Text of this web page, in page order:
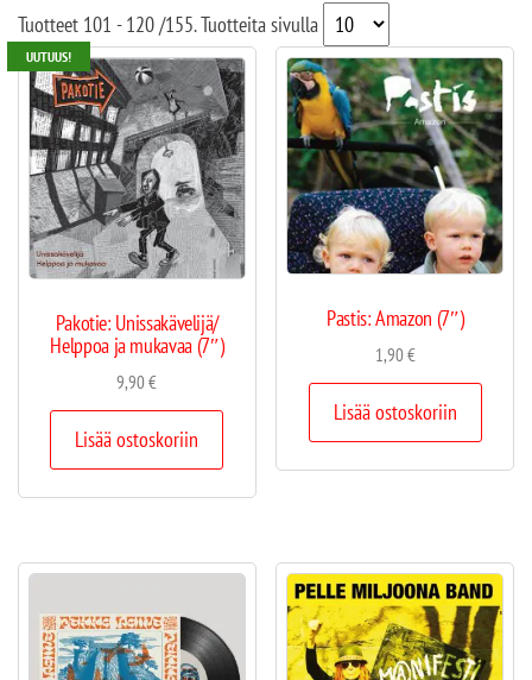
Tuotteet 101 - 120/155. Tuotteita sivulla
UUTUUS!
Pakotie: Unissakävelijä/
Helppoa ja mukavaa (7″)
9,90€
Lisää ostoskoriin
Pastis: Amazon (7″)
1,90€
Lisää ostoskoriin